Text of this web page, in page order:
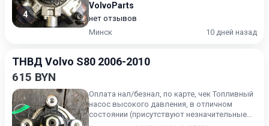
4
VolvoParts
нет отзывов
Минск
10 дней назад
ТНВД Volvo S80 2006-2010
615 BYN
Оплата нал/безнал, по карте, чек Топливный
насос высокого давления, в отличном
состоянии (присутствуют незначительные